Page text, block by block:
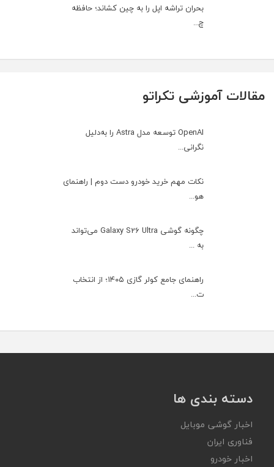
بحران تراشه اپل را به چین کشاند؛ حافظه
چ...
مقالات آموزشی تکراتو
OpenAI توسعه مدل Astra را به‌دلیل
نگرانی...
نکات مهم خرید خودرو دست دوم | راهنمای
هو...
چگونه گوشی Galaxy S26 Ultra می‌تواند
به ...
راهنمای جامع کولر گازی ۱۴۰۵؛ از انتخاب
ت...
دسته بندی ها
اخبار گوشی موبایل
فناوری ایران
اخبار خودرو